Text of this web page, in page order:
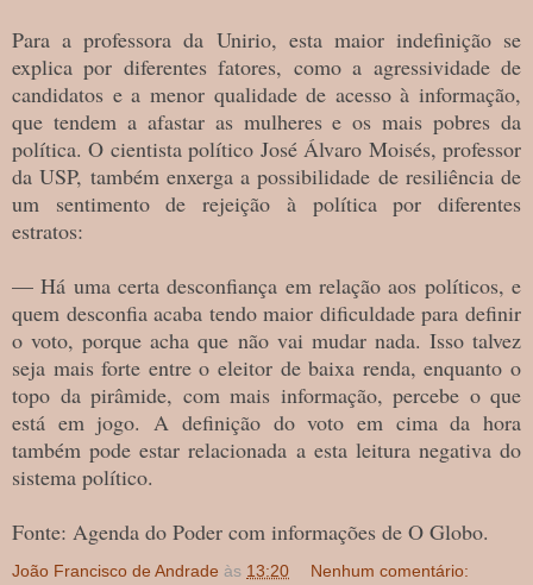
Para a professora da Unirio, esta maior indefinição se
explica por diferentes fatores, como a agressividade de
candidatos e a menor qualidade de acesso à informação,
que tendem a afastar as mulheres e os mais pobres da
política. O cientista político José Álvaro Moisés, professor
da USP, também enxerga a possibilidade de resiliência de
um sentimento de rejeição à política por diferentes
estratos:
— Há uma certa desconfiança em relação aos políticos, e
quem desconfia acaba tendo maior dificuldade para definir
o voto, porque acha que não vai mudar nada. Isso talvez
seja mais forte entre o eleitor de baixa renda, enquanto o
topo da pirâmide, com mais informação, percebe o que
está em jogo. A definição do voto em cima da hora
também pode estar relacionada a esta leitura negativa do
sistema político.
Fonte: Agenda do Poder com informações de O Globo.
João Francisco de Andrade às 13:20 Nenhum comentário: